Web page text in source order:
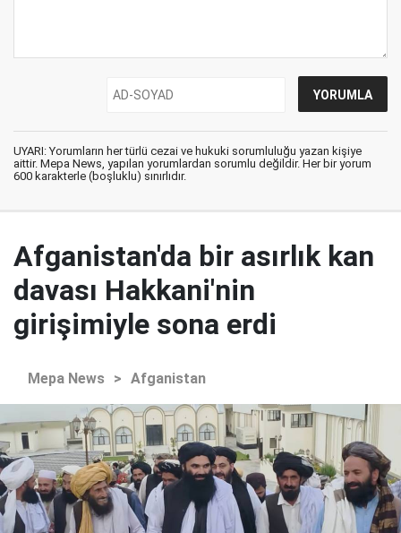
UYARI: Yorumların her türlü cezai ve hukuki sorumluluğu yazan kişiye
aittir. Mepa News, yapılan yorumlardan sorumlu değildir. Her bir yorum
600 karakterle (boşluklu) sınırlıdır.
Afganistan'da bir asırlık kan
davası Hakkani'nin
girişimiyle sona erdi
Mepa News > Afganistan